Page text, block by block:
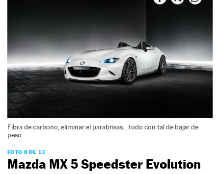
Fibra de carbono, eliminar el parabrisas... todo con tal de bajar de
peso.
FOTO 8 DE 13
Mazda MX 5 Speedster Evolution